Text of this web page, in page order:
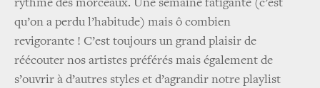
rythme des morceaux. Une semaine fatigante (c’est
qu’on a perdu l’habitude) mais ô combien
revigorante ! C’est toujours un grand plaisir de
réécouter nos artistes préférés mais également de
s’ouvrir à d’autres styles et d’agrandir notre playlist